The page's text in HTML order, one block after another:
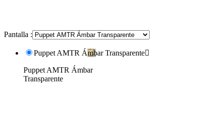
Pantalla :
Puppet AMTR Ámbar Transparente
Puppet AMTR Ámbar
Transparente